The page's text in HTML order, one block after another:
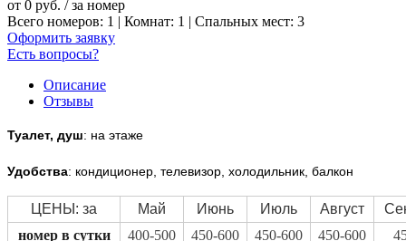
от 0 руб. / за номер
Всего номеров: 1 | Комнат: 1 | Спальных мест: 3
Оформить заявку
Есть вопросы?
Описание
Отзывы
Туалет, душ: на этаже
Удобства: кондиционер, телевизор, холодильник, балкон
ЦЕНЫ: за Май Июнь Июль Август
номер в сутки
400-500 450-600 450-600 450-600